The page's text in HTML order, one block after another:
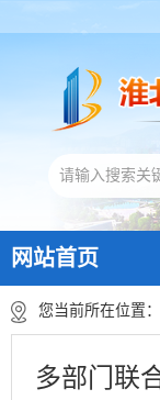
网站首页
您当前所在位置：
多部门联